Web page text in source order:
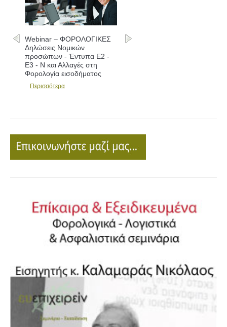
Webinar – ΦΟΡΟΛΟΓΙΚΕΣ
Δηλώσεις Νομικών
προσώπων - Έντυπα Ε2 -
Ε3 - Ν και Αλλαγές στη
Φορολογία εισοδήματος
Περισσότερα